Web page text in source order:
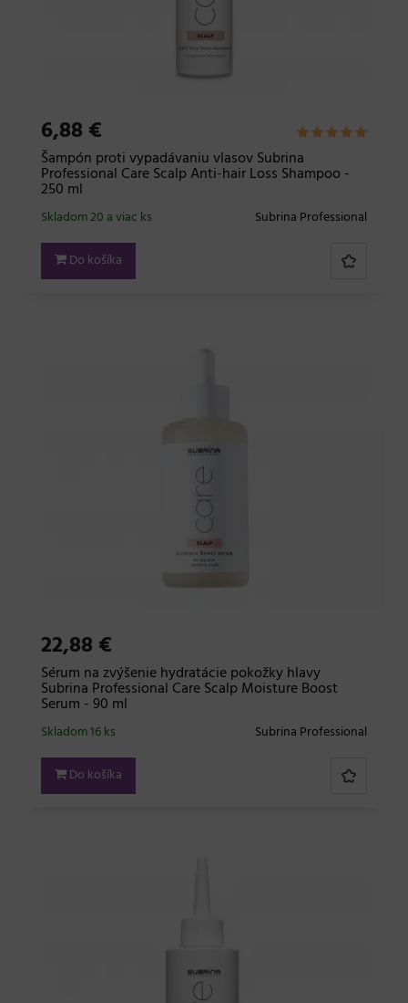
6,88 €
Šampón proti vypadávaniu vlasov Subrina
Professional Care Scalp Anti-hair Loss Shampoo -
250 ml
Subrina Professional
Skladom 20 a viac ks
Do košíka
22,88 €
Sérum na zvýšenie hydratácie pokožky hlavy
Subrina Professional Care Scalp Moisture Boost
Serum - 90 ml
Subrina Professional
Skladom 16 ks
Do košíka